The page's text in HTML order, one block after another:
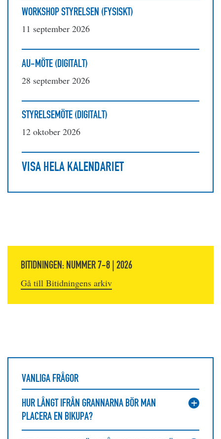
WORKSHOP STYRELSEN (FYSISKT)
11 september 2026
AU-MÖTE (DIGITALT)
28 september 2026
STYRELSEMÖTE (DIGITALT)
12 oktober 2026
VISA HELA KALENDARIET
BITIDNINGEN: NUMMER 7-8 | 2026
Gå till Bitidningens arkiv
VANLIGA FRÅGOR
HUR LÅNGT IFRÅN GRANNARNA BÖR MAN
PLACERA EN BIKUPA?